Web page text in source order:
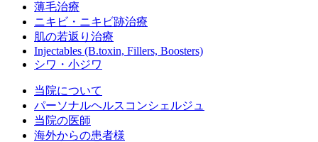
薄毛治療
ニキビ・ニキビ跡治療
肌の若返り治療
Injectables (B.toxin, Fillers, Boosters)
シワ・小ジワ
当院について
パーソナルヘルスコンシェルジュ
当院の医師
海外からの患者様